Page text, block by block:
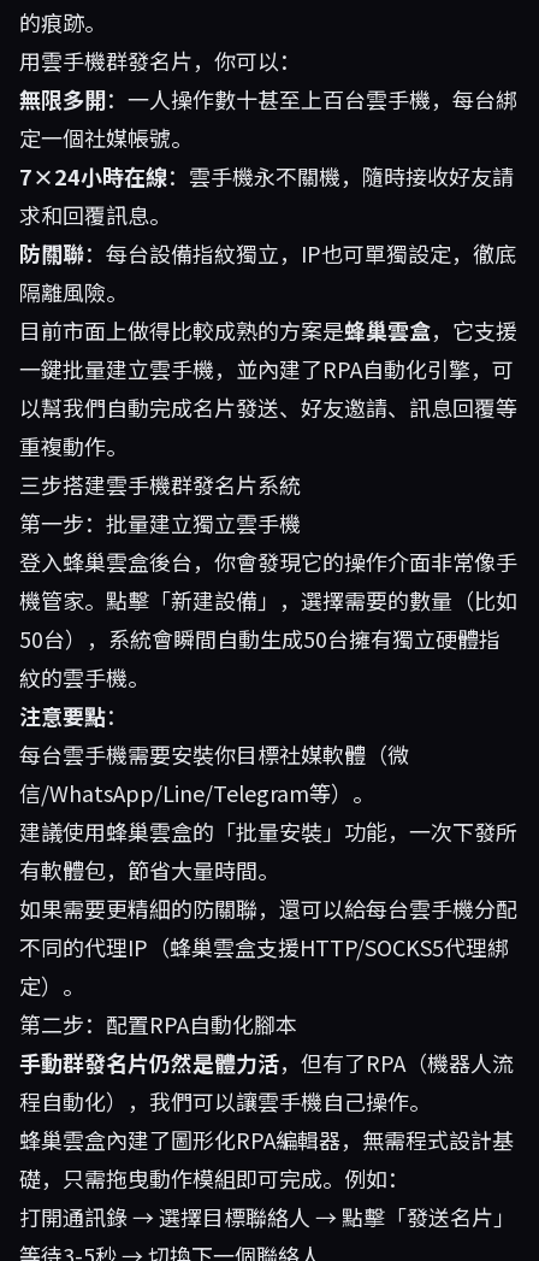
的痕跡。
用雲手機群發名片，你可以：
無限多開：一人操作數十甚至上百台雲手機，每台綁
定一個社媒帳號。
7×24小時在線：雲手機永不關機，隨時接收好友請
求和回覆訊息。
防關聯：每台設備指紋獨立，IP也可單獨設定，徹底
隔離風險。
目前市面上做得比較成熟的方案是蜂巢雲盒，它支援
一鍵批量建立雲手機，並內建了RPA自動化引擎，可
以幫我們自動完成名片發送、好友邀請、訊息回覆等
重複動作。
三步搭建雲手機群發名片系統
第一步：批量建立獨立雲手機
登入蜂巢雲盒後台，你會發現它的操作介面非常像手
機管家。點擊「新建設備」，選擇需要的數量（比如
50台），系統會瞬間自動生成50台擁有獨立硬體指
紋的雲手機。
注意要點：
每台雲手機需要安裝你目標社媒軟體（微
信/WhatsApp/Line/Telegram等）。
建議使用蜂巢雲盒的「批量安裝」功能，一次下發所
有軟體包，節省大量時間。
如果需要更精細的防關聯，還可以給每台雲手機分配
不同的代理IP（蜂巢雲盒支援HTTP/SOCKS5代理綁
定）。
第二步：配置RPA自動化腳本
手動群發名片仍然是體力活，但有了RPA（機器人流
程自動化），我們可以讓雲手機自己操作。
蜂巢雲盒內建了圖形化RPA編輯器，無需程式設計基
礎，只需拖曳動作模組即可完成。例如：
打開通訊錄 → 選擇目標聯絡人 → 點擊「發送名片」